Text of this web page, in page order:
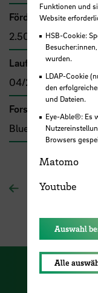
Förder- bzw.
2.500,00 €
Laufzeit
04/2017 - 12/2018
Forschungs- und
Blue Sciences
Zur
Funktionen und
Website
HSB-Cookie:
wurden.
LDAP-Cookie
den
und Dateien.
Eye-Able®: Es
Browsers
Matomo
Youtube
Auswahl
Alle